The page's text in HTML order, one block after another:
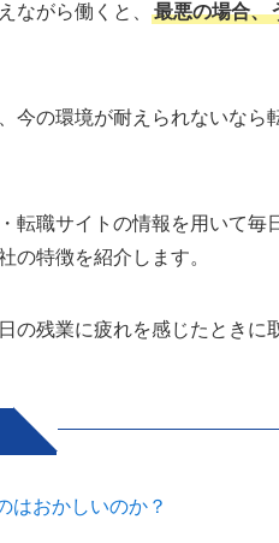
ながら働くと、最悪の場合、
今の環境が耐えられないなら
転職サイトの情報を用いて毎
の特徴を紹介します。
の残業に疲れを感じたときに
はおかしいのか？